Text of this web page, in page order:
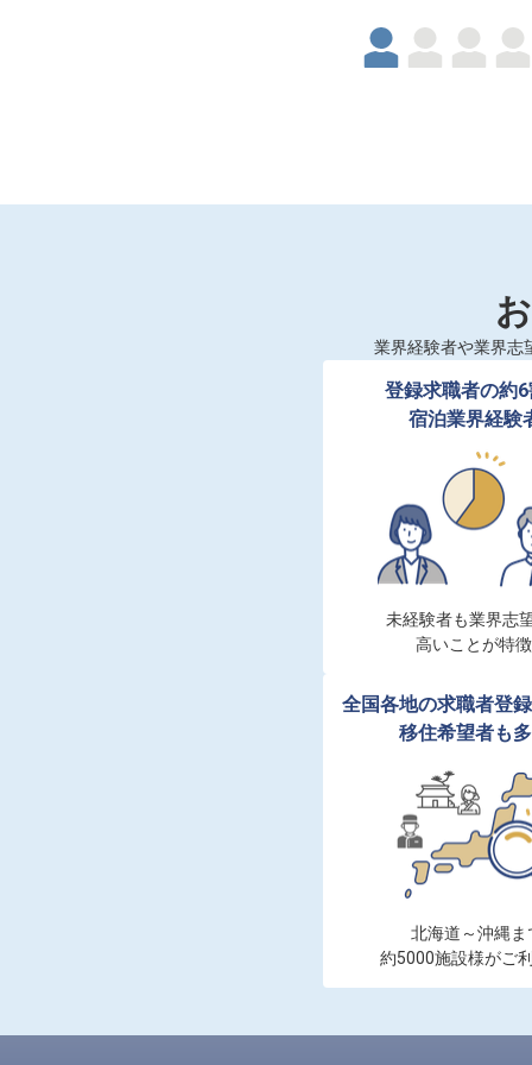
業界経験者や業界志
登録求職者の約
宿泊業界経験
未経験者も業界志
高いことが特徴
全国各地の求職者登
移住希望者も
北海道～沖縄ま
約5000施設様がご